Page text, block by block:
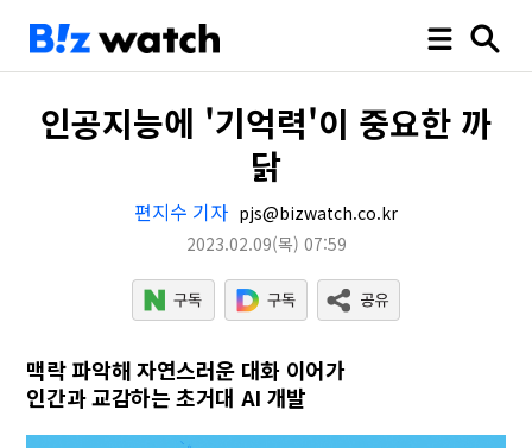
인공지능에 '기억력'이 중요한 까
닭
편지수 기자 pjs@bizwatch.co.kr
2023.02.09(목) 07:59
맥락 파악해 자연스러운 대화 이어가
인간과 교감하는 초거대 AI 개발